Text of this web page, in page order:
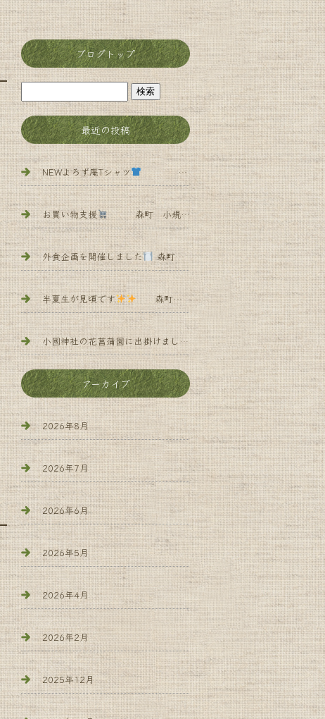
ブログトップ
最近の投稿
NEWよろず庵Tシャツ 森町 小規模多機能 よろず庵
お買い物支援 森町 小規模多機能 よろず庵
外食企画を開催しました 森町 小規模多 機能 よろず庵
半夏生が見頃です 森町 小規模多機能 よろず庵
小國神社の花菖蒲園に出掛けました 森町 小規 模多機能 よ
アーカイブ
2026年8月
2026年7月
2026年6月
2026年5月
2026年4月
2026年2月
2025年12月